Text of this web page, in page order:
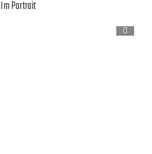
Im PortraitmB1 –